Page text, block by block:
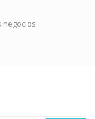
negocios